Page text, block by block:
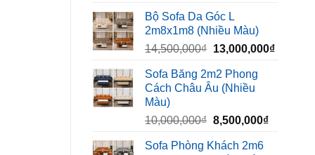
là:
13,500,000₫.
Bộ Sofa Da Góc L
2m8x1m8 (Nhiều Màu)
14,500,000₫ Giá
là:
14,500,000₫.
13,000,000₫Giá
Sofa Băng 2m2 Phong
Cách Châu Âu (Nhiều
Màu)
10,000,000₫ Giá
là:
8,500,000₫Giá
Sofa Phòng Khách 2m6